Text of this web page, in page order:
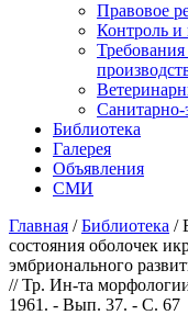
Правовое
Контроль и
Санитарно-
Библиотека
Галерея
Объявления
СМИ
Главная /Библиотека /
состояния оболочек
эмбрионального
// Тр. Ин-та
1961. - Вып. 37. - С. 67